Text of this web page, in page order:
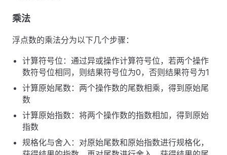
乘法
浮点数的乘法分为以下几个步骤：
计算符号位：通过异或操作计算符号位，若两个操作
数符号位相同，则结果符号位为0，否则结果符号为1
计算原始尾数：两个操作数的尾数相乘，得到原始尾
数
计算原始指数：将两个操作数的指数相加，得到原始
指数
规格化与舍入：对原始尾数和原始指数进行规格化，